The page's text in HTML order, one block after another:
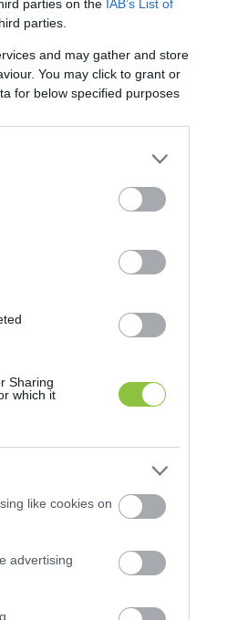
parties on the IAB’s List of
parties.
and may gather and store
You may click to grant or
for below specified purposes
Sharing
which it
like cookies on
advertising
így reagált: „
csakhogy
állást a politikusok, mert
politikusok
a közgyűlés a soron
Jogerős ítélet ellenére sem
–mindhárom politikus
el: ezek közé tartozik
a sportturizmus
feladatként „reputáció-
megítélésének tudatos,
mellett elsősorban
Hármójuk alapbére
ezen felül pedig külön-
hogy tudomásuk szerint
döntött. Eszerint Gál